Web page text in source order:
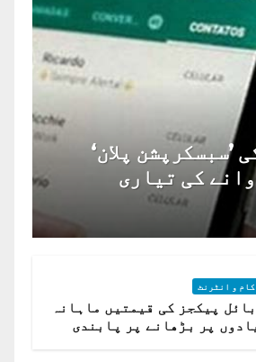
’سبسکرپشن پلان‘
کی تیاری
و انٹرنٹ
پیکجز کی قیمتیں ماہانہ
پر بڑھانے پر پابندی